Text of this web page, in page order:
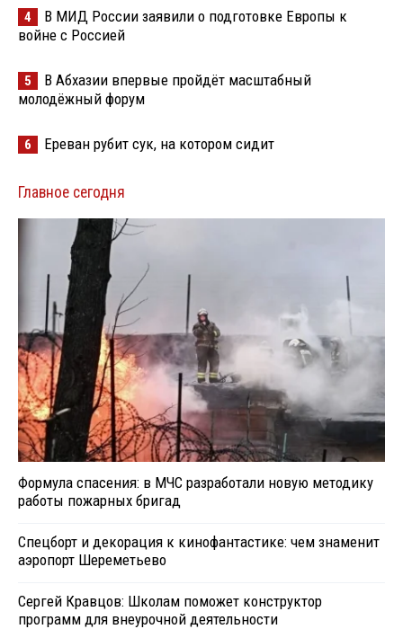
4
В МИД России заявили о подготовке Европы к
войне с Россией
5
В Абхазии впервые пройдёт масштабный
молодёжный форум
6 Ереван рубит сук, на котором сидит
Главное сегодня
Формула спасения: в МЧС разработали новую методику
работы пожарных бригад
Спецборт и декорация к кинофантастике: чем знаменит
аэропорт Шереметьево
Сергей Кравцов: Школам поможет конструктор
программ для внеурочной деятельности